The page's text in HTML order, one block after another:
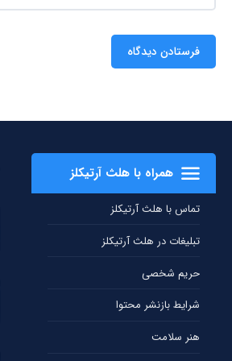
همراه با هلث آرتیکلز
تماس با هلث آرتیکلز
تبلیغات در هلث آرتیکلز
حریم شخصی
شرایط بازنشر محتوا
هنر سلامت